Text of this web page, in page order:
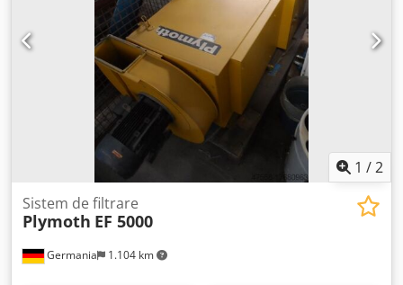
1 /2
Germania 1.104 km
Sistem de filtrare
Plymoth EF 5000